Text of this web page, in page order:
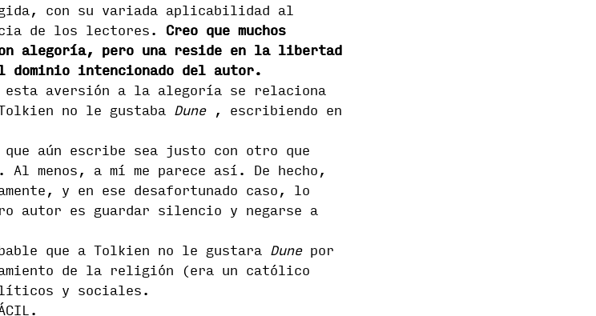
con su variada aplicabilidad al
de los lectores. Creo que muchos
alegoría, pero una reside en la libertad
intencionado del autor.
esta aversión a la alegoría se relaciona
no le gustaba Dune, escribiendo en
aún escribe sea justo con otro que
menos, a mí me parece así. De hecho,
y en ese desafortunado caso, lo
autor es guardar silencio y negarse a
que a Tolkien no le gustara Dunepor
de la religión (era un católico
y sociales.